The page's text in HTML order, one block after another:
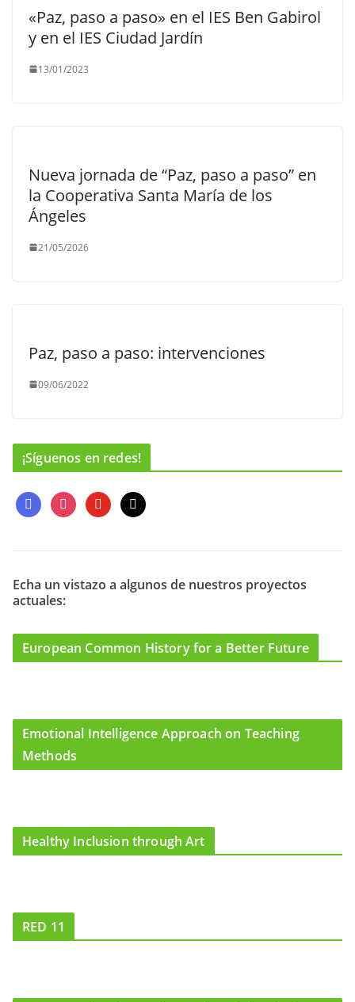
«Paz, paso a paso» en el IES Ben Gabirol
y en el IES Ciudad Jardín
13/01/2023
Nueva jornada de “Paz, paso a paso” en
la Cooperativa Santa María de los
Ángeles
21/05/2026
Paz, paso a paso: intervenciones
09/06/2022
¡Síguenos en redes!
f
a
e
o
o
i
n
t
g
r
m
y
o
t
b
m
a
l
Echa un vistazo a algunos de nuestros proyectos
actuales:
European Common History for a Better Future
Emotional Intelligence Approach on Teaching
Methods
Healthy Inclusion through Art
RED 11